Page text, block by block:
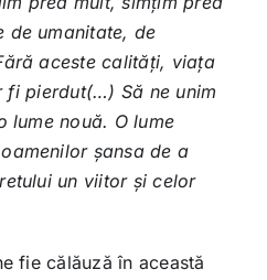
de umanitate, de
aceste calități, viața
pierdut(…) Să ne unim
lume nouă. O lume
șansa de a
un viitor și celor
călăuză în această